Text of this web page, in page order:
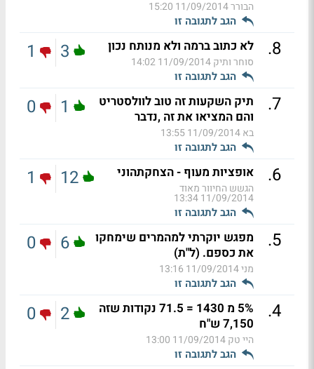
הבורר11/09/2014 15:20
הגב לתגובה זו
8
. לא כתוב ברמה ולא מנותח נכון
סוחר ותיק11/09/2014 14:02
הגב לתגובה זו
3
1
7
.
תיק השקעות זה טוב לוולסטריט
והם המציאו את זה ,נדבר
בא11/09/2014 13:55
הגב לתגובה זו
1
0
6
. אופציות מעוף - הצחקתהוני
הגשש החיוור מאוד
11/09/2014 13:34
הגב לתגובה זו
12
1
5
.
מפגש יוקרתי למהמרים שימחקו
את כספם. (ל"ת)
מני11/09/2014 13:16
הגב לתגובה זו
6
0
4
.
5% מ 1430 = 71.5 נקודות שזה
7,150 ש"ח
היי טק11/09/2014 13:00
הגב לתגובה זו
2
0